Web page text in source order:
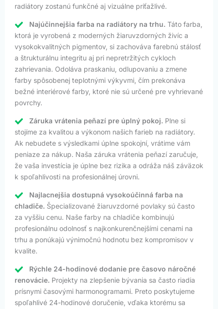
radiátory zostanú funkčné aj vizuálne príťažlivé.
Najúčinnejšia farba na radiátory na trhu. Táto farba,
ktorá je vyrobená z moderných žiaruvzdorných živíc a
vysokokvalitných pigmentov, si zachováva farebnú stálosť
a štrukturálnu integritu aj pri nepretržitých cykloch
zahrievania. Odoláva praskaniu, odlupovaniu a zmene
farby spôsobenej teplotnými výkyvmi, čím prekonáva
bežné interiérové farby, ktoré nie sú určené pre vyhrievané
povrchy.
Záruka vrátenia peňazí pre úplný pokoj. Plne si
stojíme za kvalitou a výkonom našich farieb na radiátory.
Ak nebudete s výsledkami úplne spokojní, vrátime vám
peniaze za nákup. Naša záruka vrátenia peňazí zaručuje,
že vaša investícia je úplne bez rizika a odráža náš záväzok
k spoľahlivosti na profesionálnej úrovni.
Najlacnejšia dostupná vysokoúčinná farba na
chladiče. Špecializované žiaruvzdorné povlaky sú často
za vyššiu cenu. Naše farby na chladiče kombinujú
profesionálnu odolnosť s najkonkurenčnejšími cenami na
trhu a ponúkajú výnimočnú hodnotu bez kompromisov v
kvalite.
Rýchle 24-hodinové dodanie pre časovo náročné
renovácie. Projekty na zlepšenie bývania sa často riadia
prísnymi časovými harmonogramami. Preto poskytujeme
spoľahlivé 24-hodinové doručenie, vďaka ktorému sa